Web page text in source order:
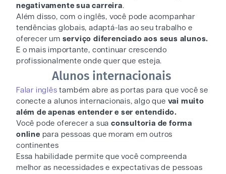
negativamente sua carreira.
Além disso, com o inglês, você pode acompanhar
tendências globais, adaptá-las ao seu trabalho e
oferecer um serviço diferenciado aos seus alunos.
E o mais importante, continuar crescendo
profissionalmente onde quer que esteja.
Alunos internacionais
Falar inglês também abre as portas para que você se
conecte a alunos internacionais, algo que vai muito
além de apenas entender e ser entendido.
Você pode oferecer a sua consultoria de forma
online para pessoas que moram em outros
continentes
Essa habilidade permite que você compreenda
melhor as necessidades e expectativas de pessoas